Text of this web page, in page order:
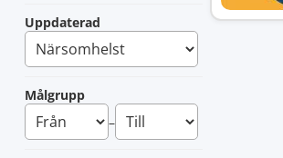
Uppdaterad
Målgrupp
–